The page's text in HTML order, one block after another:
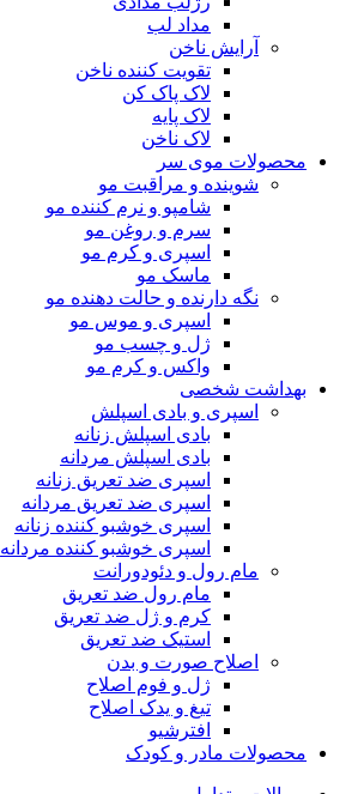
مداد لب
آرایش ناخن
تقویت کننده ناخن
لاک پاک کن
لاک پایه
لاک ناخن
محصولات موی سر
شوینده و مراقبت مو
شامپو و نرم کننده مو
سرم و روغن مو
اسپری و کرم مو
ماسک مو
نگه دارنده و حالت دهنده مو
اسپری و موس مو
ژل و چسب مو
واکس و کرم مو
بهداشت شخصی
اسپری و بادی اسپلش
بادی اسپلش زنانه
بادی اسپلش مردانه
اسپری ضد تعریق زنانه
اسپری ضد تعریق مردانه
اسپری خوشبو کننده زنانه
اسپری خوشبو کننده مردانه
مام رول و دئودورانت
مام رول ضد تعریق
کرم و ژل ضد تعریق
استیک ضد تعریق
اصلاح صورت و بدن
ژل و فوم اصلاح
تیغ و یدک اصلاح
افترشیو
محصولات مادر و کودک